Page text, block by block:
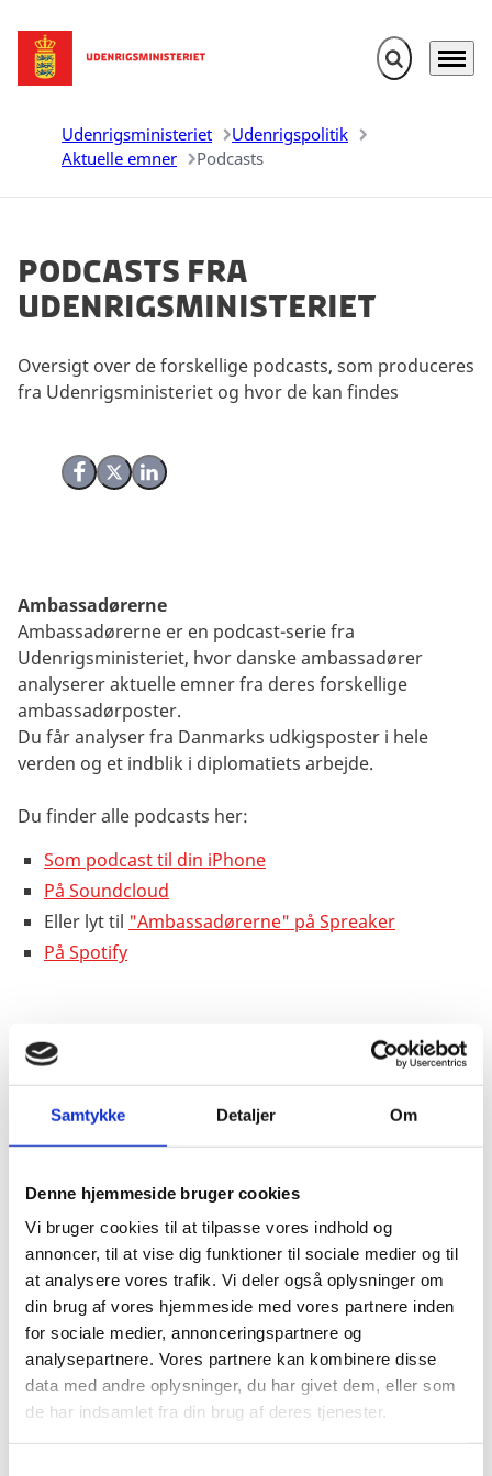
Samtykke Detaljer Om
Denne hjemmeside bruger cookies
Vi bruger cookies til at tilpasse vores indhold og
annoncer, til at vise dig funktioner til sociale medier og til
at analysere vores trafik. Vi deler også oplysninger om
din brug af vores hjemmeside med vores partnere inden
for sociale medier, annonceringspartnere og
analysepartnere. Vores partnere kan kombinere disse
data med andre oplysninger, du har givet dem, eller som
de har indsamlet fra din brug af deres tjenester.
Gå til forsiden Fold søgefelt
Menu
Udenrigsministeriet
Udenrigspolitik
Aktuelle emner
Podcasts
Podcasts fra
Udenrigsministeriet
Del på Facebook
Del på X (Twitter)
Del på LinkedIn
Oversigt over de forskellige podcasts, som produceres
fra Udenrigsministeriet og hvor de kan findes
Ambassadørerne
Ambassadørerne er en podcast-serie fra
Udenrigsministeriet, hvor danske ambassadører
analyserer aktuelle emner fra deres forskellige
ambassadørposter.
Du får analyser fra Danmarks udkigsposter i hele
verden og et indblik i diplomatiets arbejde.
Du finder alle podcasts her:
Som podcast til din iPhone
På Soundcloud
Eller lyt til "Ambassadørerne" på Spreaker
På Spotify
Business Insights
TCs podcast kanal Business Insights har en defineret
målgruppe bestående af ansatte og ledere i danske
erhvervsvirksomheder. Formålet er, ved hjælp af
eksperter, virksomheder og diplomater, at gøre
eksportmarkeder og nye markedstrends, og hver
podcast giver også danske virksomheder gode råd om
vejen til en eksportsucces.
Oversigt i
ITunes
Oversigt iSoundcloud
TechPlomacy Talk
Den teknologiske udvikling påvirker ikke alene,